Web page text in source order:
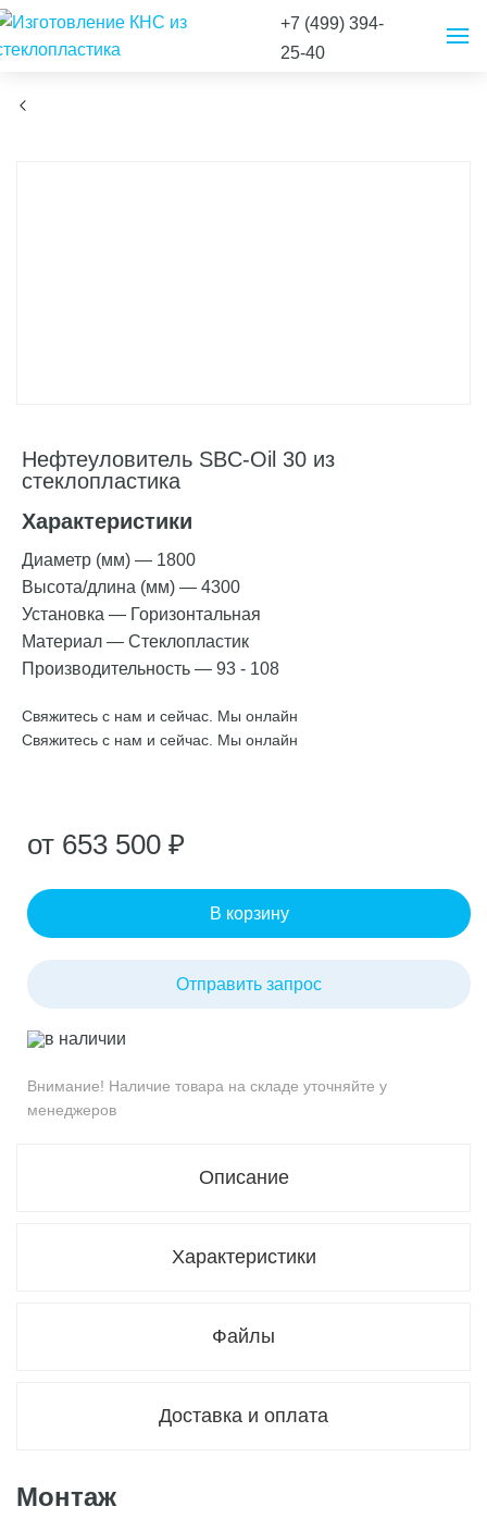
+7 (499) 394-
25-40
Нефтеуловитель SBC-Oil 30 из
стеклопластика
Характеристики
Диаметр (мм) — 1800
Высота/длина (мм) — 4300
Установка — Горизонтальная
Материал — Стеклопластик
Производительность — 93 - 108
Свяжитесь с нам и сейчас. Мы онлайн
Свяжитесь с нам и сейчас. Мы онлайн
от 653 500 ₽
В корзину
Отправить запрос
в наличии
Внимание! Наличие товара на складе уточняйте у
менеджеров
Описание
Характеристики
Файлы
Доставка и оплата
Монтаж